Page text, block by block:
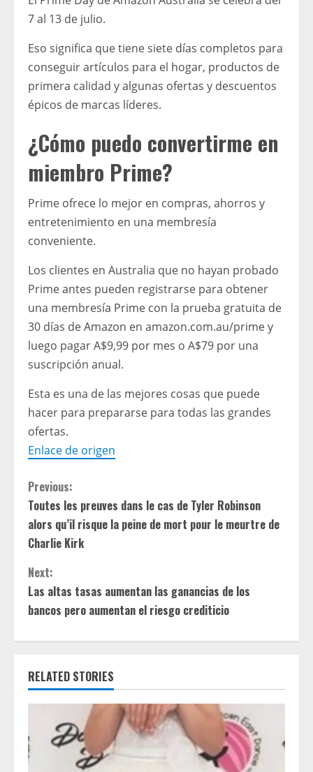
7 al 13 de julio.
Eso significa que tiene siete días completos para
conseguir artículos para el hogar, productos de
primera calidad y algunas ofertas y descuentos
épicos de marcas líderes.
¿Cómo puedo convertirme en
miembro Prime?
Prime ofrece lo mejor en compras, ahorros y
entretenimiento en una membresía
conveniente.
Los clientes en Australia que no hayan probado
Prime antes pueden registrarse para obtener
una membresía Prime con la prueba gratuita de
30 días de Amazon en amazon.com.au/prime y
luego pagar A$9,99 por mes o A$79 por una
suscripción anual.
Esta es una de las mejores cosas que puede
hacer para prepararse para todas las grandes
ofertas.
Enlace de origen
C
o
n
t
i
n
u
e
e
Previous:
Toutes les preuves dans le cas de Tyler Robinson
alors qu’il risque la peine de mort pour le meurtre de
Charlie Kirk
Next:
Las altas tasas aumentan las ganancias de los
bancos pero aumentan el riesgo crediticio
RELATED STORIES